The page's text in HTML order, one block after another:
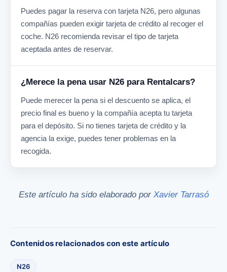
Puedes pagar la reserva con tarjeta N26, pero algunas
compañías pueden exigir tarjeta de crédito al recoger el
coche. N26 recomienda revisar el tipo de tarjeta
aceptada antes de reservar.
¿Merece la pena usar N26 para Rentalcars?
Puede merecer la pena si el descuento se aplica, el
precio final es bueno y la compañía acepta tu tarjeta
para el depósito. Si no tienes tarjeta de crédito y la
agencia la exige, puedes tener problemas en la
recogida.
Este artículo ha sido elaborado por Xavier Tarrasó
Contenidos relacionados con este artículo
N26